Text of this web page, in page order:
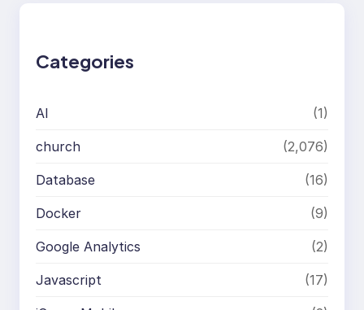
Categories
AI (1)
church (2,076)
Database (16)
Docker (9)
Google Analytics (2)
Javascript (17)